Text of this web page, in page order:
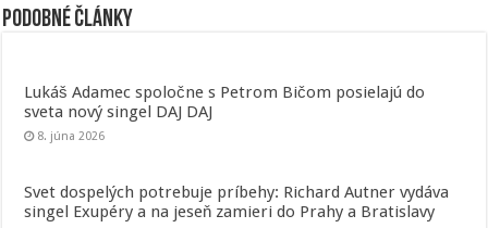
Podobné články
Lukáš Adamec spoločne s Petrom Bičom posielajú do
sveta nový singel DAJ DAJ
8. júna 2026
Svet dospelých potrebuje príbehy: Richard Autner vydáva
singel Exupéry a na jeseň zamieri do Prahy a Bratislavy